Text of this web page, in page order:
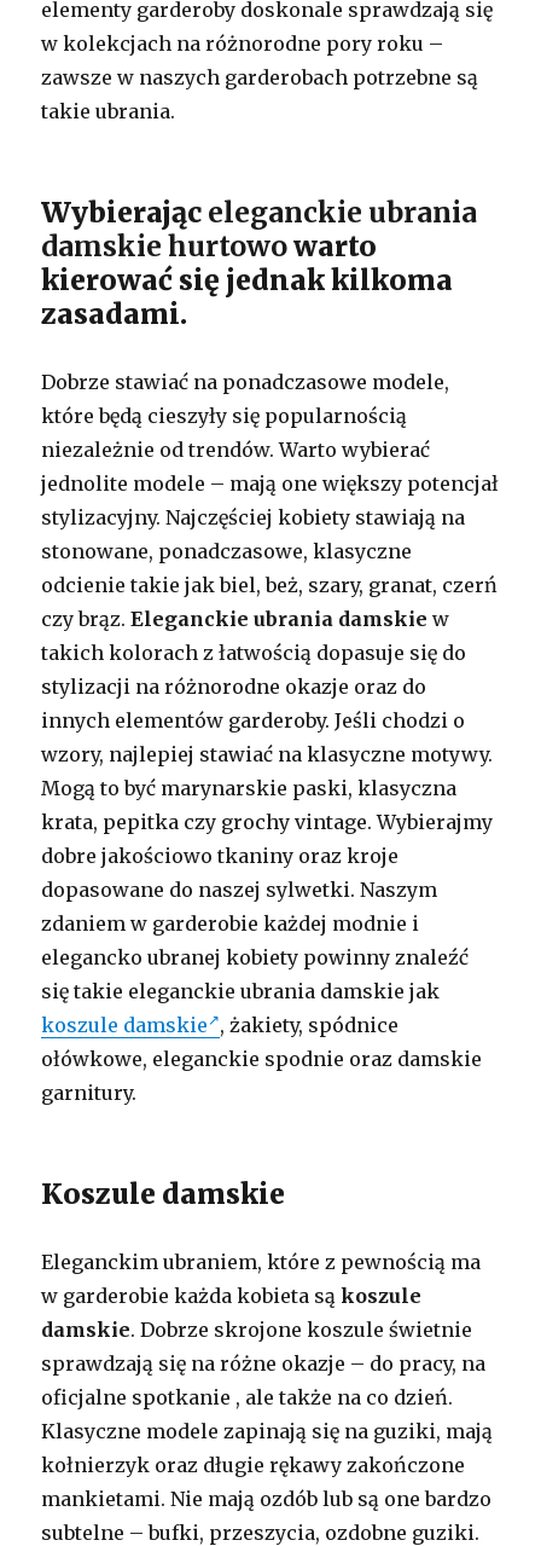
elementy garderoby doskonale sprawdzają się
w kolekcjach na różnorodne pory roku –
zawsze w naszych garderobach potrzebne są
takie ubrania.
Wybierając eleganckie ubrania
damskie hurtowowarto
kierować się jednak kilkoma
zasadami.
Dobrze stawiać na ponadczasowe modele,
które będą cieszyły się popularnością
niezależnie od trendów. Warto wybierać
jednolite modele – mają one większy potencjał
stylizacyjny. Najczęściej kobiety stawiają na
stonowane, ponadczasowe, klasyczne
odcienie takie jak biel, beż, szary, granat, czerń
czy brąz.Eleganckie ubrania damskie w
takich kolorach z łatwością dopasuje się do
stylizacji na różnorodne okazje oraz do
innych elementów garderoby. Jeśli chodzi o
wzory, najlepiej stawiać na klasyczne motywy.
Mogą to być marynarskie paski, klasyczna
krata, pepitka czy grochy vintage. Wybierajmy
dobre jakościowo tkaniny oraz kroje
dopasowane do naszej sylwetki. Naszym
zdaniem w garderobie każdej modnie i
elegancko ubranej kobiety powinny znaleźć
się takie eleganckie ubrania damskie jak
koszule damskie , żakiety, spódnice
ołówkowe, eleganckie spodnie oraz damskie
garnitury.
Koszule damskie
Eleganckim ubraniem, które z pewnością ma
w garderobie każda kobieta są koszule
damskie. Dobrze skrojone koszule świetnie
sprawdzają się na różne okazje – do pracy, na
oficjalne spotkanie , ale także na co dzień.
Klasyczne modele zapinają się na guziki, mają
kołnierzyk oraz długie rękawy zakończone
mankietami. Nie mają ozdób lub są one bardzo
subtelne – bufki, przeszycia, ozdobne guziki.